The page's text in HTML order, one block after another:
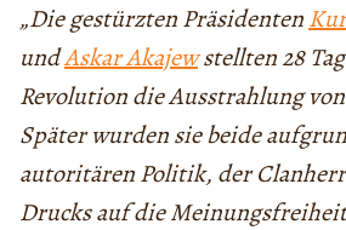
„Die gestürzten Präsidenten
undAskar Akajewstellten 28
Revolution die Ausstrahlung
Später wurden sie beide
autoritären Politik, der
Drucks auf die